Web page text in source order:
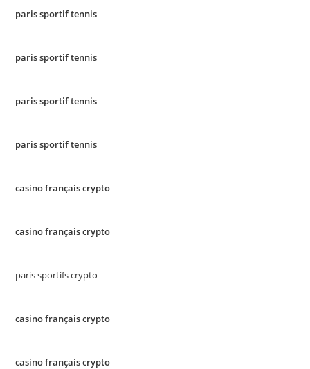
paris sportif tennis
paris sportif tennis
paris sportif tennis
paris sportif tennis
casino français crypto
casino français crypto
paris sportifs crypto
casino français crypto
casino français crypto